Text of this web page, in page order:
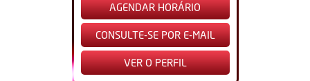
AGENDAR HORÁRIO
CONSULTE-SE POR E-MAIL
VER O PERFIL